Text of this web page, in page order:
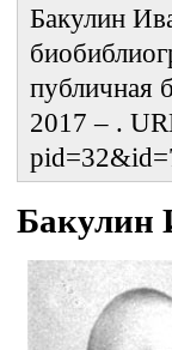
Бакулин
публичная
2017 – .
Бакулин